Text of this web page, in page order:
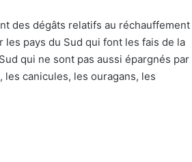
des dégâts relatifs au réchauffement
pays du Sud qui font les fais de la
qui ne sont pas aussi épargnés par
canicules, les ouragans, les